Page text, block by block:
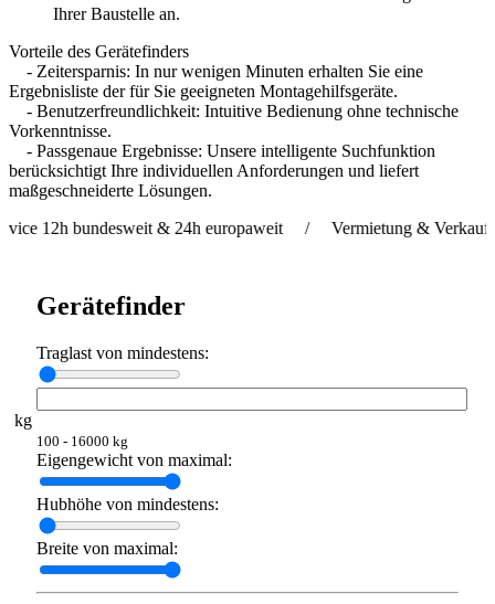
Ihrer Baustelle an.
Vorteile des Gerätefinders
- Zeitersparnis: In nur wenigen Minuten erhalten Sie eine
Ergebnisliste der für Sie geeigneten Montagehilfsgeräte.
- Benutzerfreundlichkeit: Intuitive Bedienung ohne technische
Vorkenntnisse.
- Passgenaue Ergebnisse: Unsere intelligente Suchfunktion
berücksichtigt Ihre individuellen Anforderungen und liefert
maßgeschneiderte Lösungen.
& 24h europaweit / Vermietung & Verkauf
Gerätefinder
Traglast von mindestens:
kg
100 - 16000 kg
Eigengewicht von maximal:
Hubhöhe von mindestens:
Breite von maximal: